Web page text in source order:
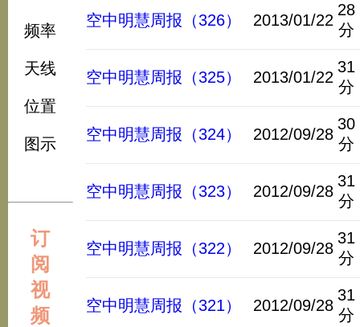
频率
天线
位置
图示
订
阅
视
频
空中明慧周报（326） 2013/01/22
28
分
空中明慧周报（325） 2013/01/22
31
分
空中明慧周报（324） 2012/09/28
30
分
空中明慧周报（323） 2012/09/28
31
分
空中明慧周报（322） 2012/09/28
31
分
空中明慧周报（321） 2012/09/28
31
分